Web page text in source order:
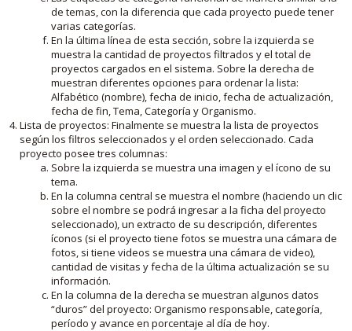
de temas, con la diferencia que cada proyecto puede tener
varias categorías.
En la última línea de esta sección, sobre la izquierda se
muestra la cantidad de proyectos filtrados y el total de
proyectos cargados en el sistema. Sobre la derecha de
muestran diferentes opciones para ordenar la lista:
Alfabético (nombre), fecha de inicio, fecha de actualización,
fecha de fin, Tema, Categoría y Organismo.
Lista de proyectos: Finalmente se muestra la lista de proyectos
según los filtros seleccionados y el orden seleccionado. Cada
proyecto posee tres columnas:
Sobre la izquierda se muestra una imagen y el ícono de su
tema.
En la columna central se muestra el nombre (haciendo un clic
sobre el nombre se podrá ingresar a la ficha del proyecto
seleccionado), un extracto de su descripción, diferentes
íconos (si el proyecto tiene fotos se muestra una cámara de
fotos, si tiene videos se muestra una cámara de video),
cantidad de visitas y fecha de la última actualización se su
información.
En la columna de la derecha se muestran algunos datos
“duros” del proyecto: Organismo responsable, categoría,
período y avance en porcentaje al día de hoy.